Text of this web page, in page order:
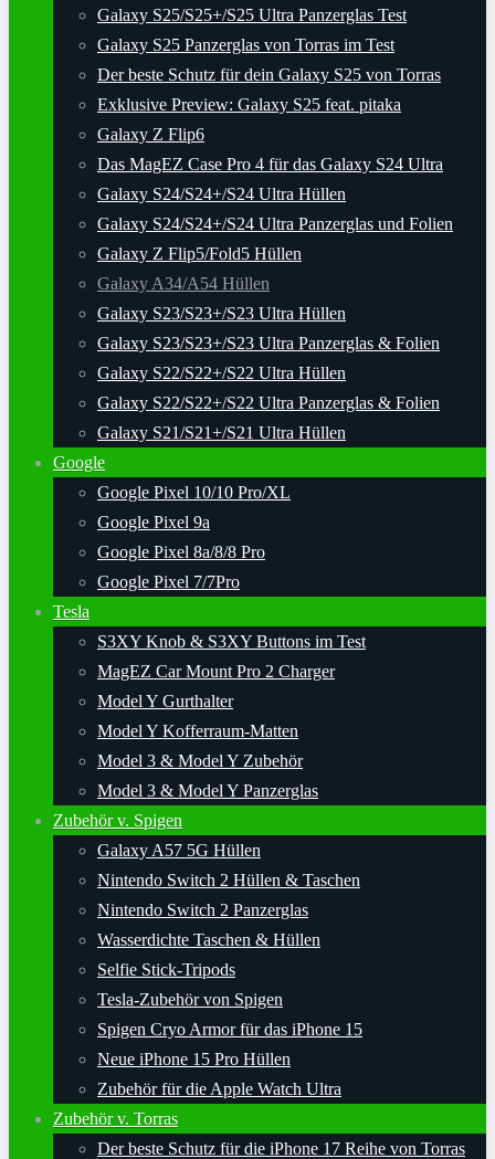
Galaxy S25/S25+/S25 Ultra Panzerglas Test
Galaxy S25 Panzerglas von Torras im Test
Der beste Schutz für dein Galaxy S25 von Torras
Exklusive Preview: Galaxy S25 feat. pitaka
Galaxy Z Flip6
Das MagEZ Case Pro 4 für das Galaxy S24 Ultra
Galaxy S24/S24+/S24 Ultra Hüllen
Galaxy S24/S24+/S24 Ultra Panzerglas und Folien
Galaxy Z Flip5/Fold5 Hüllen
Galaxy A34/A54 Hüllen
Galaxy S23/S23+/S23 Ultra Hüllen
Galaxy S23/S23+/S23 Ultra Panzerglas & Folien
Galaxy S22/S22+/S22 Ultra Hüllen
Galaxy S22/S22+/S22 Ultra Panzerglas & Folien
Galaxy S21/S21+/S21 Ultra Hüllen
Google
Google Pixel 10/10 Pro/XL
Google Pixel 9a
Google Pixel 8a/8/8 Pro
Google Pixel 7/7Pro
Tesla
S3XY Knob & S3XY Buttons im Test
MagEZ Car Mount Pro 2 Charger
Model Y Gurthalter
Model Y Kofferraum-Matten
Model 3 & Model Y Zubehör
Model 3 & Model Y Panzerglas
Zubehör v. Spigen
Galaxy A57 5G Hüllen
Nintendo Switch 2 Hüllen & Taschen
Nintendo Switch 2 Panzerglas
Wasserdichte Taschen & Hüllen
Selfie Stick-Tripods
Tesla-Zubehör von Spigen
Spigen Cryo Armor für das iPhone 15
Neue iPhone 15 Pro Hüllen
Zubehör für die Apple Watch Ultra
Zubehör v. Torras
Der beste Schutz für die iPhone 17 Reihe von Torras